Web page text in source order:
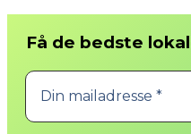
Få de bedste